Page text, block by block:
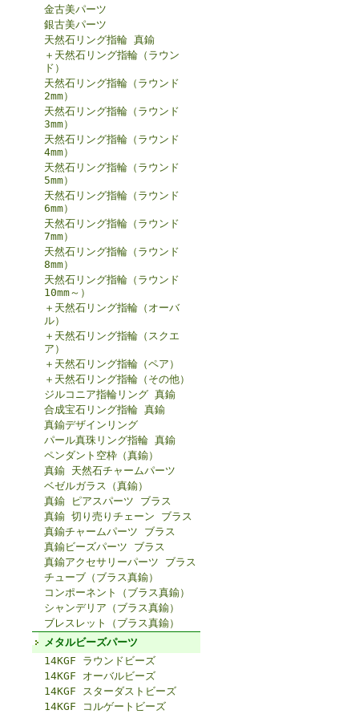
金古美パーツ
銀古美パーツ
天然石リング指輪 真鍮
＋天然石リング指輪（ラウン
ド）
天然石リング指輪（ラウンド
2mm）
天然石リング指輪（ラウンド
3mm）
天然石リング指輪（ラウンド
4mm）
天然石リング指輪（ラウンド
5mm）
天然石リング指輪（ラウンド
6mm）
天然石リング指輪（ラウンド
7mm）
天然石リング指輪（ラウンド
8mm）
天然石リング指輪（ラウンド
10mm～）
＋天然石リング指輪（オーバ
ル）
＋天然石リング指輪（スクエ
ア）
＋天然石リング指輪（ペア）
＋天然石リング指輪（その他）
ジルコニア指輪リング 真鍮
合成宝石リング指輪 真鍮
真鍮デザインリング
パール真珠リング指輪 真鍮
ペンダント空枠（真鍮）
真鍮 天然石チャームパーツ
ベゼルガラス（真鍮）
真鍮 ピアスパーツ ブラス
真鍮 切り売りチェーン ブラス
真鍮チャームパーツ ブラス
真鍮ビーズパーツ ブラス
真鍮アクセサリーパーツ ブラス
チューブ（ブラス真鍮）
コンポーネント（ブラス真鍮）
シャンデリア（ブラス真鍮）
ブレスレット（ブラス真鍮）
メタルビーズパーツ
14KGF ラウンドビーズ
14KGF オーバルビーズ
14KGF スターダストビーズ
14KGF コルゲートビーズ